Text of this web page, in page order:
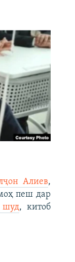
Алиев,
пеш дар
шуд, китоб